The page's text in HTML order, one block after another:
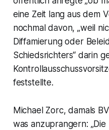
eine Zeit lang aus dem
nochmal davon, „weil
Diffamierung oder
Schiedsrichters“ darin
feststellte.
Michael Zorc, damals
was anzuprangern: